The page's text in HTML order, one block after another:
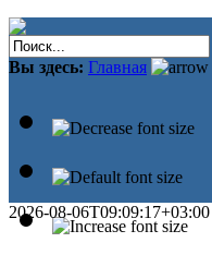
Вы здесь: Главная
2026-08-06T09:09:17+03:00